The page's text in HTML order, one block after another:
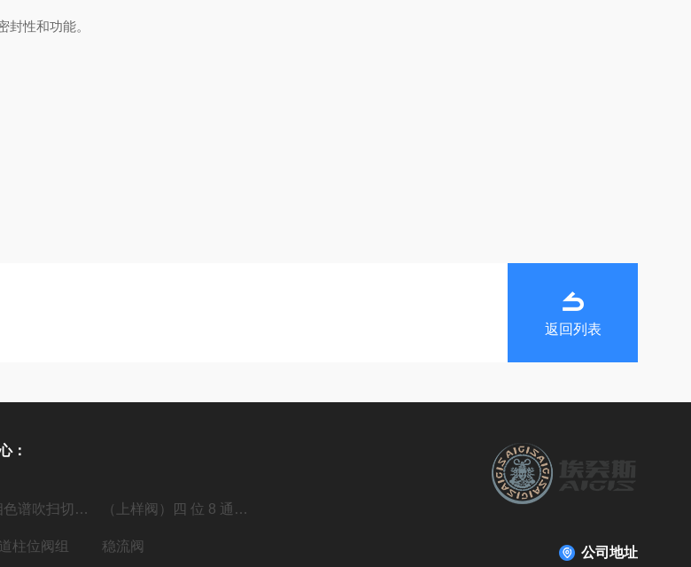
性和功能。
返回列表
：
多通道气相色谱吹扫切换阀 （上样阀）四 位 8 通高压进样阀组
柱位阀组 稳流阀 公司地址